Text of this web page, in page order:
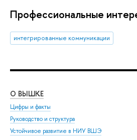
Профессиональные
интегрированные коммуникации
О ВЫШКЕ
Цифры и факты
Руководство и структура
Устойчивое развитие в НИУ ВШЭ